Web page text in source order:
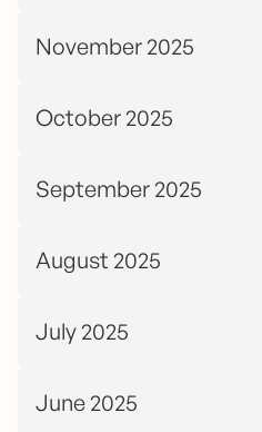
November 2025
October 2025
September 2025
August 2025
July 2025
June 2025